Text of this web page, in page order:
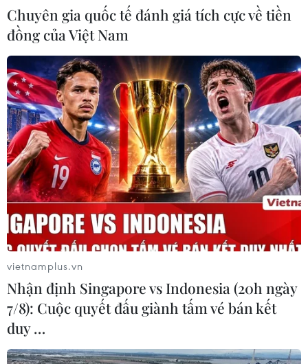
Chuyên gia quốc tế đánh giá tích cực về tiền
đồng của Việt Nam
vietnamplus.vn
Nhận định Singapore vs Indonesia (20h ngày
7/8): Cuộc quyết đấu giành tấm vé bán kết
duy …